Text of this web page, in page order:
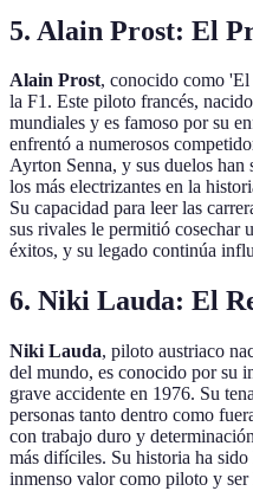
5. Alain Prost: El
Alain Prost, conocido como 'El
la F1. Este piloto francés,
mundiales y es famoso por su
enfrentó a numerosos
Ayrton Senna, y sus duelos han
los más electrizantes en la
Su capacidad para leer las
sus rivales le permitió cosechar
éxitos, y su legado continúa
6. Niki Lauda: El
Niki Lauda, piloto austriaco
del mundo, es conocido por su
grave accidente en 1976. Su
personas tanto dentro como
con trabajo duro y
más difíciles. Su historia ha
inmenso valor como piloto y ser